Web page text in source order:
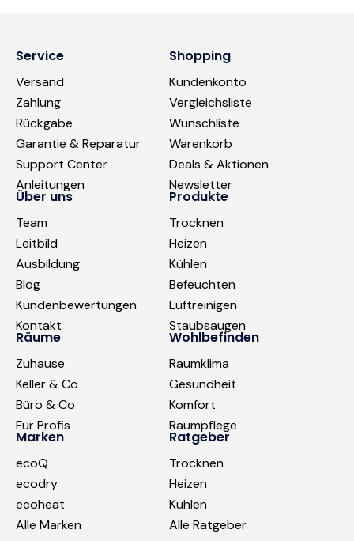
Service
Versand
Zahlung
Rückgabe
Garantie & Reparatur
Support Center
Anleitungen
Shopping
Kundenkonto
Vergleichsliste
Wunschliste
Warenkorb
Deals & Aktionen
Newsletter
Über uns
Team
Leitbild
Ausbildung
Blog
Kundenbewertungen
Kontakt
Produkte
Trocknen
Heizen
Kühlen
Befeuchten
Luftreinigen
Staubsaugen
Räume
Zuhause
Keller & Co
Büro & Co
Für Profis
Wohlbefinden
Raumklima
Gesundheit
Komfort
Raumpflege
Marken
ecoQ
ecodry
ecoheat
Alle Marken
Ratgeber
Trocknen
Heizen
Kühlen
Alle Ratgeber